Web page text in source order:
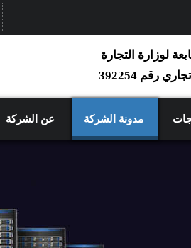
لوزارة التجارة
رقم 392254
مدونة الشركة عن الشركة